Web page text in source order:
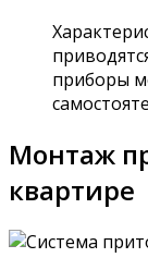
приборы
Монтаж
квартире